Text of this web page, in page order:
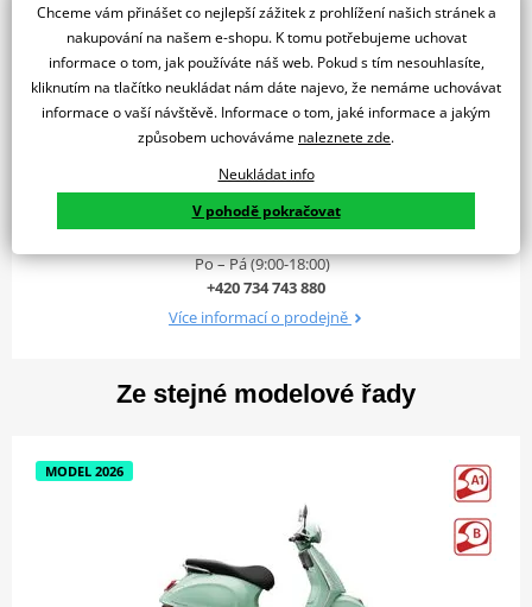
pláže s klikatými liniemi představujícími vlny, což je jeden z
nejpůsobivějších modelů, které kdy byly v dlouhé a podmanivé
historii značky Vespa vydány.
Estetická přitažlivost a obratnost
Maximální
točivý moment
10.7 Nm při 6250 ot./min.
Převodovka
Bezstupňová převodovka CVT se
serverem točivého momentu
60 g/km
Brzdy a Odpružení
Přední
Ø 200 mm kotouč z nerezové oceli s
hydraulickým ovládáním
Jednostranné rameno s vinutou pružinou a
Zadní
odpružení
785 mm
Vrbova 19, Praha, 14700
Po – Pá (9:00-18:00)
+420 734 743 880
Více informací o prodejně
Ze stejné modelové řady
MODEL 2026
Chceme vám přinášet co nejlepší zážitek z prohlížení našich stránek a
nakupování na našem e-shopu. K tomu potřebujeme uchovat
informace o tom, jak používáte náš web. Pokud s tím nesouhlasíte,
kliknutím na tlačítko neukládat nám dáte najevo, že nemáme uchovávat
informace o vaší návštěvě. Informace o tom, jaké informace a jakým
způsobem uchováváme naleznete zde.
Neukládat info
V pohodě pokračovat